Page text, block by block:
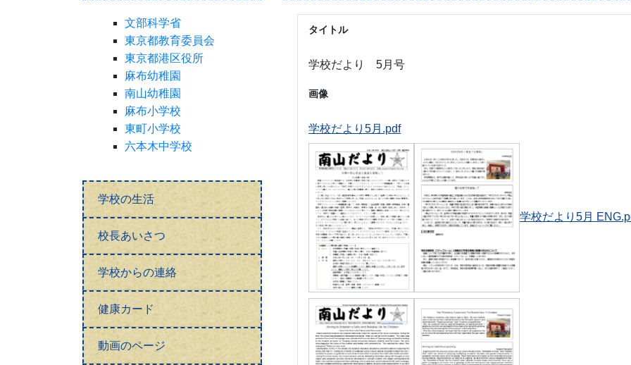
文部科学省
東京都教育委員会
東京都港区役所
麻布幼稚園
南山幼稚園
麻布小学校
東町小学校
六本木中学校
学校の生活
校長あいさつ
学校からの連絡
健康カード
動画のページ
タイトル
学校だより 5月号
画像
学校だより5月.pdf
学校だより5月